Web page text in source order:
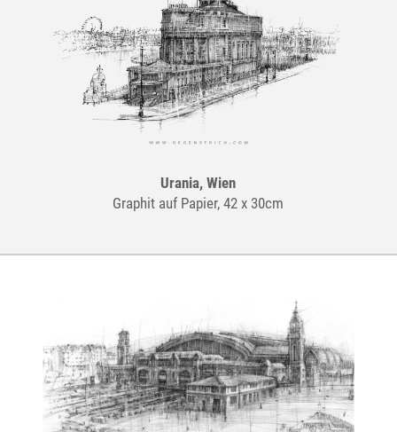
Urania, Wien
Graphit auf Papier, 42 x 30cm